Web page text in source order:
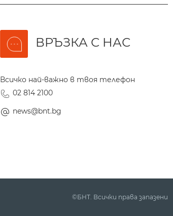
ВРЪЗКА С НАС
Всичко най-важно в твоя телефон
02 814 2100
news@bnt.bg
©БНТ. Всички права запазени